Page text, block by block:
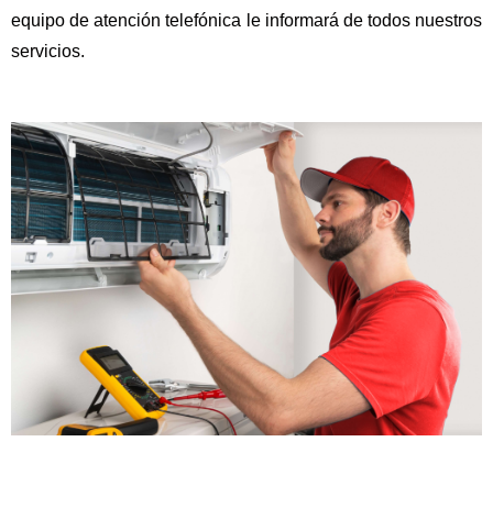
equipo de atención telefónica le informará de todos nuestros
servicios.